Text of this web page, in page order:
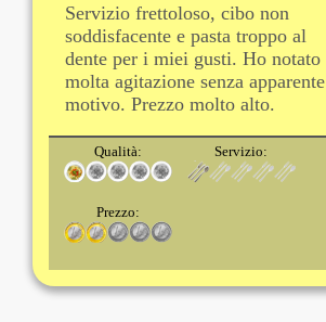
Servizio frettoloso, cibo non
soddisfacente e pasta troppo al
dente per i miei gusti. Ho notato
molta agitazione senza apparente
motivo. Prezzo molto alto.
Qualità: Servizio:
Prezzo: